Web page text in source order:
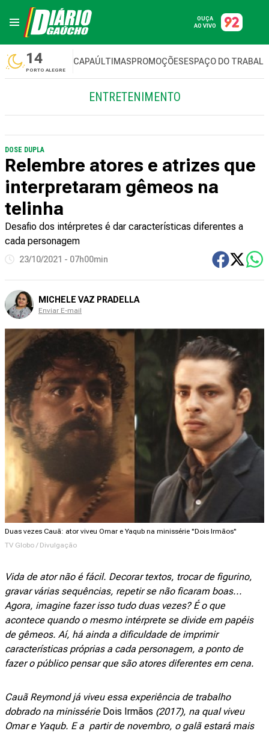
OUÇA
AO VIVO
14
PORTO ALEGRE
CAPAÚLTIMASPROMOÇÕESESPAÇO DO
ENTRETENIMENTO
DOSE DUPLA
Relembre atores e atrizes que
interpretaram gêmeos na
telinha
Desafio dos intérpretes é dar características diferentes a
cada personagem
23/10/2021 - 07h00min
MICHELE VAZ PRADELLA
Enviar E-mail
Duas vezes Cauã: ator viveu Omar e Yaqub na minissérie "Dois Irmãos"
TV Globo / Divulgação
Vida de ator não é fácil. Decorar textos, trocar de figurino,
gravar várias sequências, repetir se não ficaram boas...
Agora, imagine fazer isso tudo duas vezes? É o que
acontece quando o mesmo intérprete se divide em papéis
de gêmeos. Aí, há ainda a dificuldade de imprimir
características próprias a cada personagem, a ponto de
fazer o público pensar que são atores diferentes em cena.
Cauã Reymond já viveu essa experiência de trabalho
dobrado na minissérie Dois Irmãos (2017), na qual viveu
Omar e Yaqub. E a partir de novembro, o galã estará mais